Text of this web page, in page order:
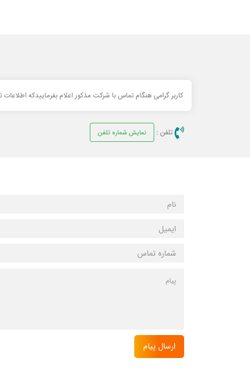
کاربر گرامی هنگام تماس با شرکت مذکور اعلام بفرماییدکه
تلفن : نمایش شماره تلفن